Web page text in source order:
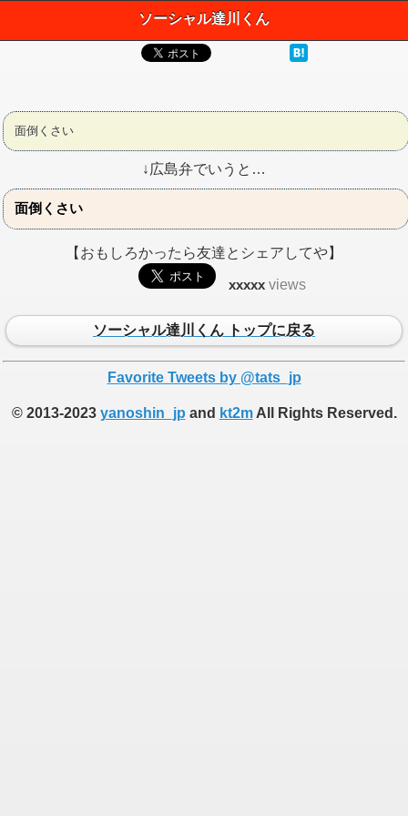
ソーシャル達川くん
面倒くさい
↓広島弁でいうと…
面倒くさい
【おもしろかったら友達とシェアしてや】
xxxxx views
ソーシャル達川くん トップに戻る
Favorite Tweets by @tats_jp
© 2013-2023 yanoshin_jp and kt2mAll Rights Reserved.